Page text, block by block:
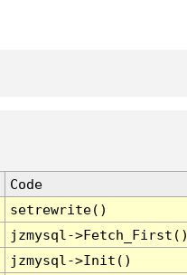
Code
setrewrite()
jzmysql-
jzmysql->Init()